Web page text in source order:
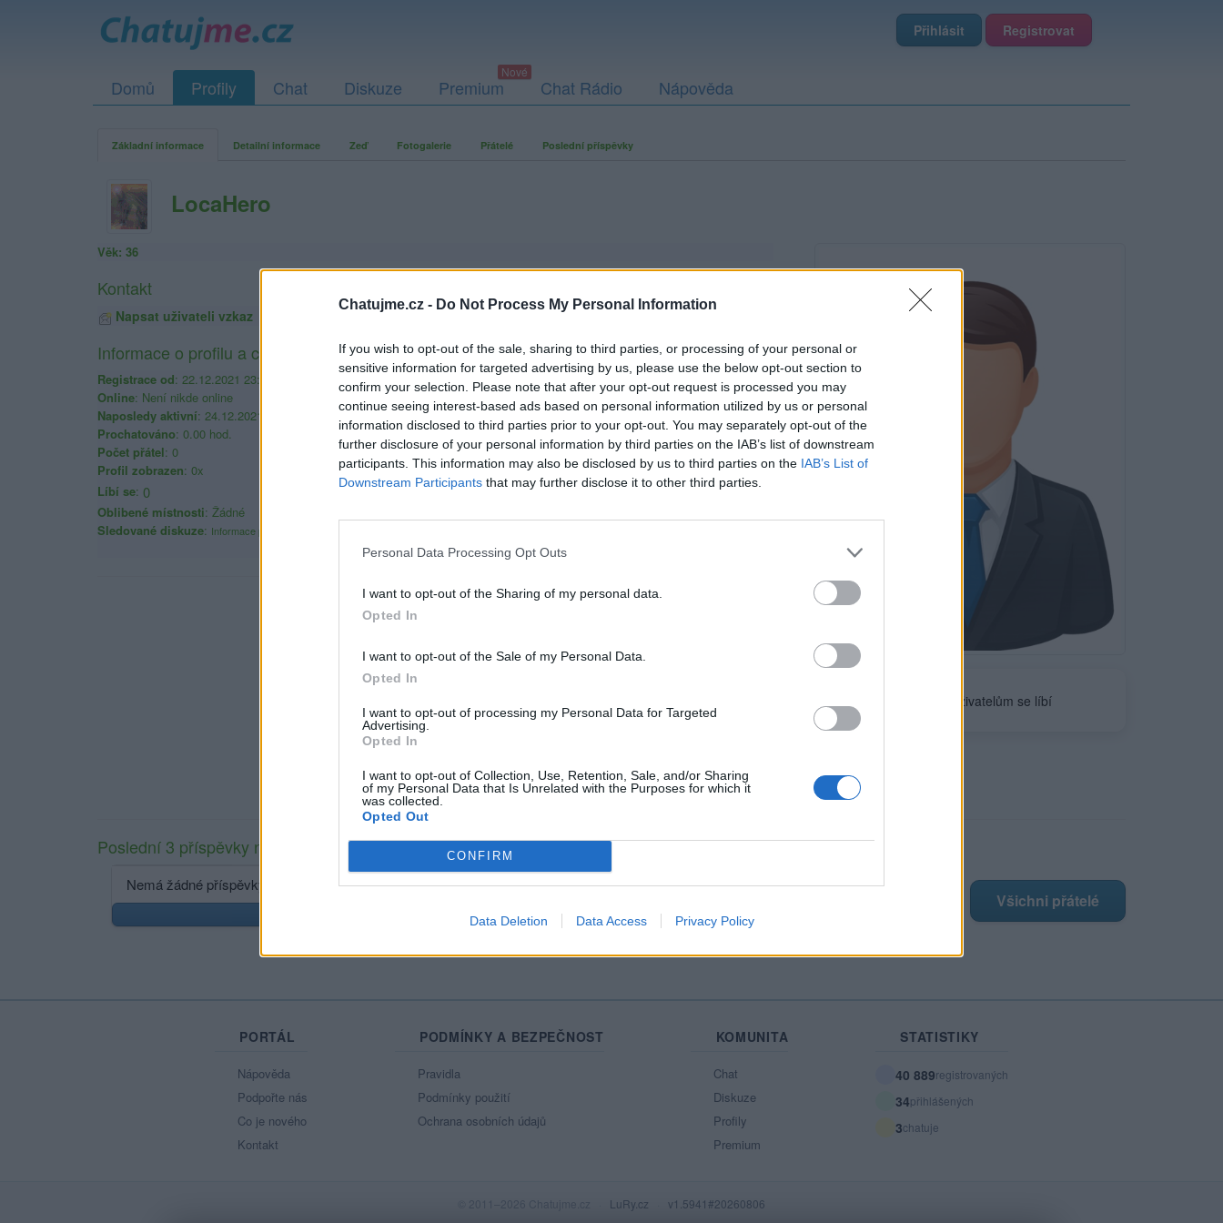
Chatujme.cz - Do Not Process My Personal Information
If you wish to opt-out of the sale, sharing to third parties, or processing of your personal or
sensitive information for targeted advertising by us, please use the below opt-out section to
confirm your selection. Please note that after your opt-out request is processed you may
continue seeing interest-based ads based on personal information utilized by us or personal
information disclosed to third parties prior to your opt-out. You may separately opt-out of the
further disclosure of your personal information by third parties on the IAB’s list of downstream
participants. This information may also be disclosed by us to third parties on the IAB’s List of
Downstream Participants that may further disclose it to other third parties.
Personal Data Processing Opt Outs
I want to opt-out of the Sharing of my personal data.
Opted In
I want to opt-out of the Sale of my Personal Data.
Opted In
I want to opt-out of processing my Personal Data for Targeted
Advertising.
Opted In
I want to opt-out of Collection, Use, Retention, Sale, and/or Sharing
of my Personal Data that Is Unrelated with the Purposes for which it
was collected.
Opted Out
CONFIRM
Data Deletion Data Access Privacy Policy
Přihlásit Registrovat
Domů Profily Chat Diskuze Premium Chat Rádio Nápověda
Základní informace Detailní informace Zeď Fotogalerie Přátelé Poslední příspěvky
LocaHero
uživatelům se líbí
Věk: 36
Kontakt
Napsat uživateli vzkaz
Informace o profilu a chatu
Registrace od: 22.12.2021 23:15
Online: Není nikde online
Naposledy aktivní: 24.12.2021 17:54
Prochatováno: 0.00 hod.
Počet přátel: 0
Profil zobrazen: 0x
Líbí se: 0
Oblibené místnosti: Žádné
Sledované diskuze: Informace pro uživatele
Poslední 3 příspěvky na mé zdi
Nemá žádné příspěvky
Zobrazit celou mou zeď
Moji nejnovější přátelé
Všichni přátelé
PORTÁL
Nápověda
Podpořte nás
Co je nového
Kontakt
PODMÍNKY A BEZPEČNOST
Pravidla
Podmínky použití
Ochrana osobních údajů
KOMUNITA
Chat
Diskuze
Profily
Premium
STATISTIKY
40 889registrovaných
34přihlášených
3chatuje
© 2011–2026 Chatujme.cz LuRy.cz v1.5941#20260806